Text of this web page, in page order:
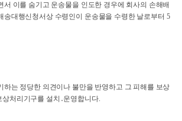
서 이를 숨기고 운송물을 인도한 경우에 회사의 손해배
송대행신청서상 수령인이 운송물을 수령한 날로부터 5
는 정당한 의견이나 불만을 반영하고 그 피해를 보상
처리기구를 설치․운영합니다.